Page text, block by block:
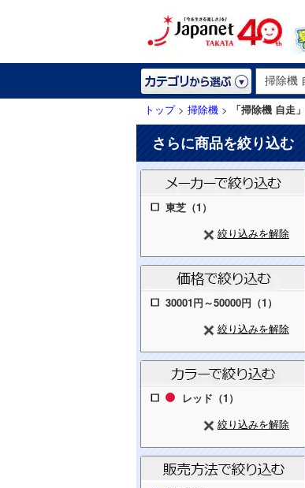
トップ> 掃除機 > 「掃除機 自走」
さらに商品を絞り込む
東芝（1）
絞り込みを解除
30001円～50000円（1）
絞り込みを解除
レッド（1）
絞り込みを解除